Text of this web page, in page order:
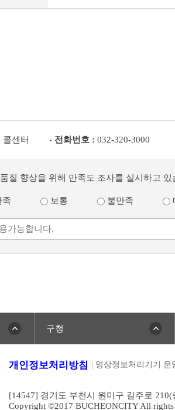
콜센터 전화번호 : 032-320-3000
질 향상을 위해 만족도 조사를 실시하고
족 보통 불만족
구청
개인정보처리방침 영상정보처리기기 운
[14547] 경기도 부천시 원미구 길주로 210(
Copyright ©2017 BUCHEONCITY All rights